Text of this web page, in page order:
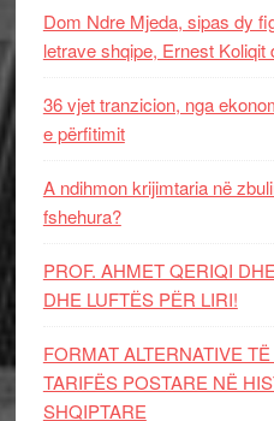
Dom Ndre Mjeda, sipas dy
letrave shqipe, Ernest Koliqit
36 vjet tranzicion, nga
e përfitimit
A ndihmon krijimtaria në
fshehura?
PROF. AHMET QERIQI
DHE LUFTЁS PЁR LIRI!
FORMAT ALTERNATIVE
TARIFËS POSTARE NË
SHQIPTARE